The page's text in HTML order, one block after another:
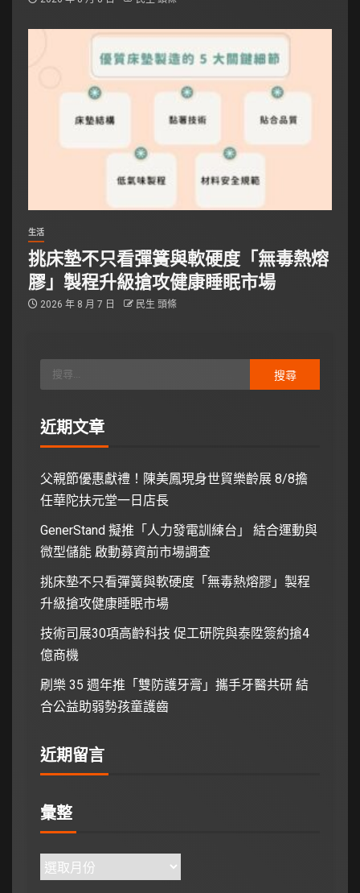
生活
挑床墊不只看彈簧與軟硬度「無毒熱熔
膠」製程升級搶攻健康睡眠市場
2026 年 8 月 7 日 民生 頭條
近期文章
父親節優惠獻禮！陳美鳳現身世貿樂齡展 8/8擔
任華陀扶元堂一日店長
GenerStand 擬推「人力發電訓練台」 結合運動與
微型儲能 啟動募資前市場調查
挑床墊不只看彈簧與軟硬度「無毒熱熔膠」製程
升級搶攻健康睡眠市場
技術司展30項高齡科技 促工研院與泰陞簽約搶4
億商機
刷樂 35 週年推「雙防護牙膏」攜手牙醫共研 結
合公益助弱勢孩童護齒
近期留言
彙整